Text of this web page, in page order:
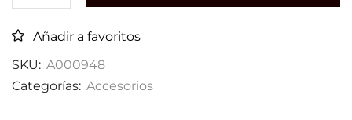
Añadir a favoritos
SKU: A000948
Categorías: Accesorios